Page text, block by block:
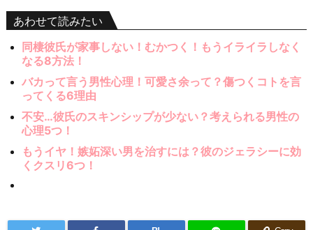
あわせて読みたい
同棲彼氏が家事しない！むかつく！もうイライラしなく
なる8方法！
バカって言う男性心理！可愛さ余って？傷つくコトを言
ってくる6理由
不安…彼氏のスキンシップが少ない？考えられる男性の
心理5つ！
もうイヤ！嫉妬深い男を治すには？彼のジェラシーに効
くクスリ6つ！